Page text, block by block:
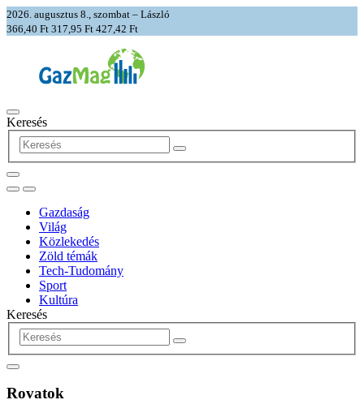
2026. augusztus 8., szombat – László
366,40 Ft 317,95 Ft 427,42 Ft
Keresés
Gazdaság
Világ
Közlekedés
Zöld témák
Tech-Tudomány
Sport
Kultúra
Keresés
Rovatok